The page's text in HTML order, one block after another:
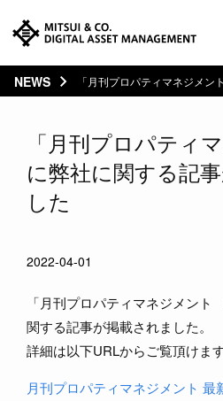
NEWS
「月刊プロパティ
に弊社に関する記
した
2022-04-01
「月刊プロパティマネジメン
関する記事が掲載されました。
詳細は以下URLからご覧頂けます
月刊プロパティマネジメント 最